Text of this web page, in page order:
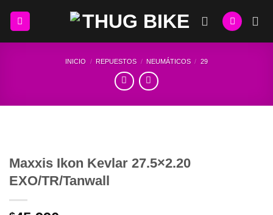
INICIO / REPUESTOS / NEUMÁTICOS / 29
Maxxis Ikon Kevlar 27.5×2.20
EXO/TR/Tanwall